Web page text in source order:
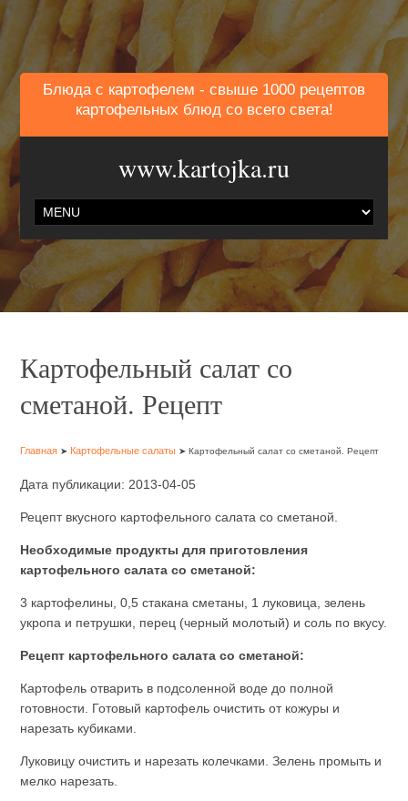
Блюда с картофелем - свыше 1000 рецептов
картофельных блюд со всего света!
www.kartojka.ru
Картофельный салат со
сметаной. Рецепт
Главная ➤ Картофельные салаты ➤ Картофельный салат со сметаной. Рецепт
Дата публикации: 2013-04-05
Рецепт вкусного картофельного салата со сметаной.
Необходимые продукты для приготовления
картофельного салата со сметаной:
3 картофелины, 0,5 стакана сметаны, 1 луковица, зелень
укропа и петрушки, перец (черный молотый) и соль по вкусу.
Рецепт картофельного салата со сметаной:
Картофель отварить в подсоленной воде до полной
готовности. Готовый картофель очистить от кожуры и
нарезать кубиками.
Луковицу очистить и нарезать колечками. Зелень промыть и
мелко нарезать.